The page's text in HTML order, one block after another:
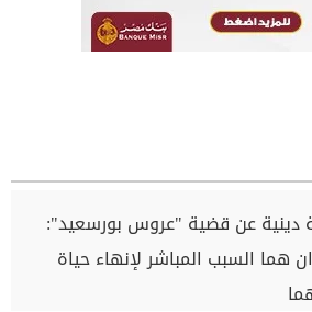
دينية عن قضية "عروس بورسعيد":
هما السبب المباشر لإنهاء حياة